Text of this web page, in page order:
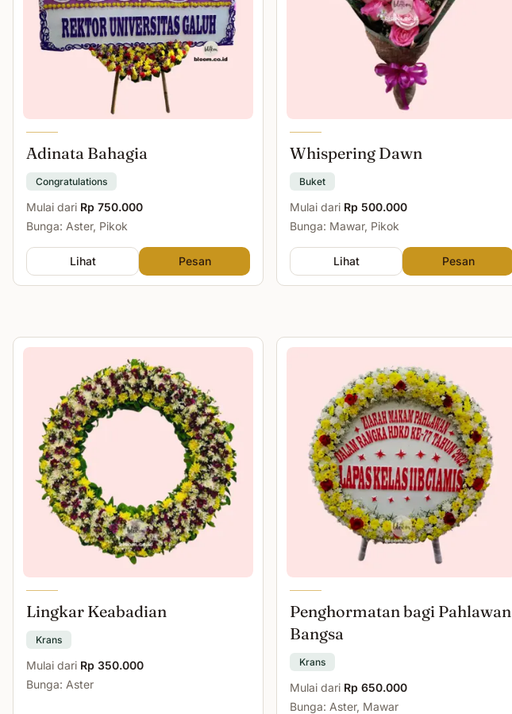
Adinata Bahagia
Congratulations
Mulai dari Rp 750.000
Bunga: Aster, Pikok
Lihat Pesan
Whispering Dawn
Buket
Mulai dari Rp 500.000
Bunga: Mawar, Pikok
Lihat Pesan
Lingkar Keabadian
Krans
Mulai dari Rp 350.000
Bunga: Aster
Penghormatan bagi Pahlawan
Bangsa
Krans
Mulai dari Rp 650.000
Bunga: Aster, Mawar